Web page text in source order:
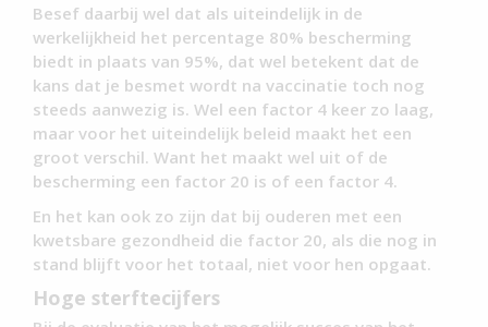
Besef daarbij wel dat als uiteindelijk in de
werkelijkheid het percentage 80% bescherming
biedt in plaats van 95%, dat wel betekent dat de
kans dat je besmet wordt na vaccinatie toch nog
steeds aanwezig is. Wel een factor 4 keer zo laag,
maar voor het uiteindelijk beleid maakt het een
groot verschil. Want het maakt wel uit of de
bescherming een factor 20 is of een factor 4.
En het kan ook zo zijn dat bij ouderen met een
kwetsbare gezondheid die factor 20, als die nog in
stand blijft voor het totaal, niet voor hen opgaat.
Hoge sterftecijfers